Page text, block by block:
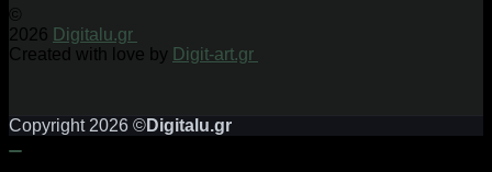
©
2026 Digitalu.gr
Created with love by Digit-art.gr
Copyright 2026 ©Digitalu.gr